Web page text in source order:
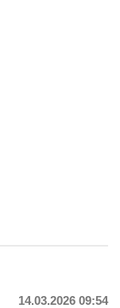
14.03.2026 09:54